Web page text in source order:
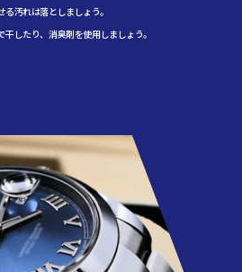
汚れは落としましょう。
したり、消臭剤を使用しましょう。